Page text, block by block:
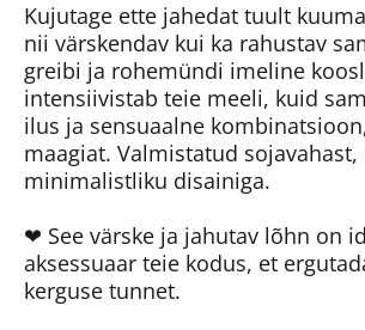
Kujutage ette jahedat tuult
nii värskendav kui ka rahustav
greibi ja rohemündi imeline
intensiivistab teie meeli, kuid
ilus ja sensuaalne
maagiat. Valmistatud sojavahast,
minimalistliku disainiga.
❤ See värske ja jahutav lõhn on
aksessuaar teie kodus, et
kerguse tunnet.